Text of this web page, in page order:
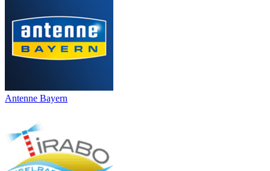
Antenne Bayern